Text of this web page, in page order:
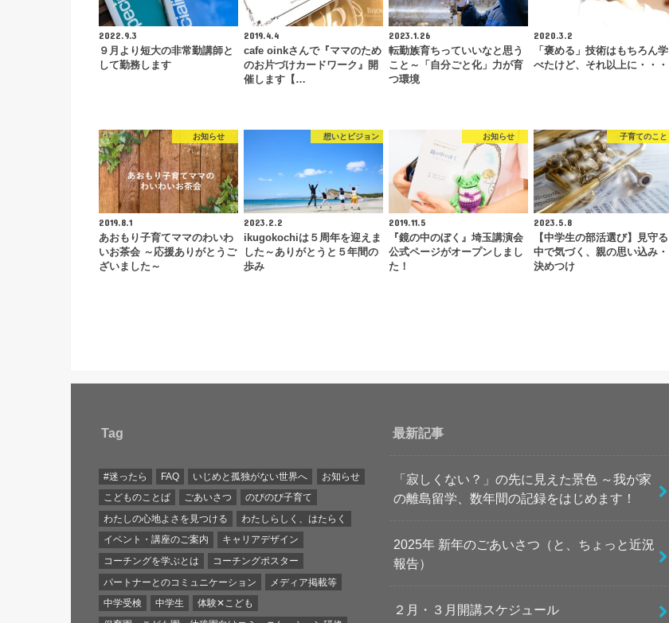
2022.9.3
９月より短大の非常勤講師と
して勤務します
2019.4.4
cafe oinkさんで『ママのため
のお片づけカードワーク』開
催します【…
2023.1.26
転勤族育ちっていいなと思う
こと～「自分ごと化」力が育
つ環境
2020.3.2
「褒める」技術はもちろん学
べたけど、それ以上に・・・
お知らせ
2019.8.1
あおもり子育てママのわいわ
いお茶会 ～応援ありがとうご
ざいました～
想いとビジョン
2023.2.2
ikugokochiは５周年を迎えま
した～ありがとうと５年間の
歩み
お知らせ
2019.11.5
『鏡の中のぼく』埼玉講演会
公式ページがオープンしまし
た！
子育てのこと
2023.5.8
【中学生の部活選び】見守る
中で気づく、親の思い込み・
決めつけ
Tag
#迷ったら FAQ いじめと孤独がない世界へ
お知らせ
こどものことば
ごあいさつ
のびのび子育て
わたしの心地よさを見つける
わたしらしく、はたらく
イベント・講座のご案内
キャリアデザイン
コーチングを学ぶとは
コーチングポスター
パートナーとのコミュニケーション
メディア掲載等
中学受検
中学生
体験✕こども
最新記事
「寂しくない？」の先に見えた景色 ～我が家
の離島留学、数年間の記録をはじめます！
2025年 新年のごあいさつ（と、ちょっと近況
報告）
２月・３月開講スケジュール